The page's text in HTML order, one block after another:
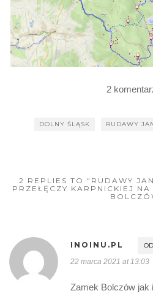
2
DOLNY ŚLĄSK RUDAWY
2 REPLIES TO “RUDAWY
PRZEŁĘCZY KARPNICKIEJ
INOINU.PL
22 marca 2021 at 13:03
Zamek Bolczów jak